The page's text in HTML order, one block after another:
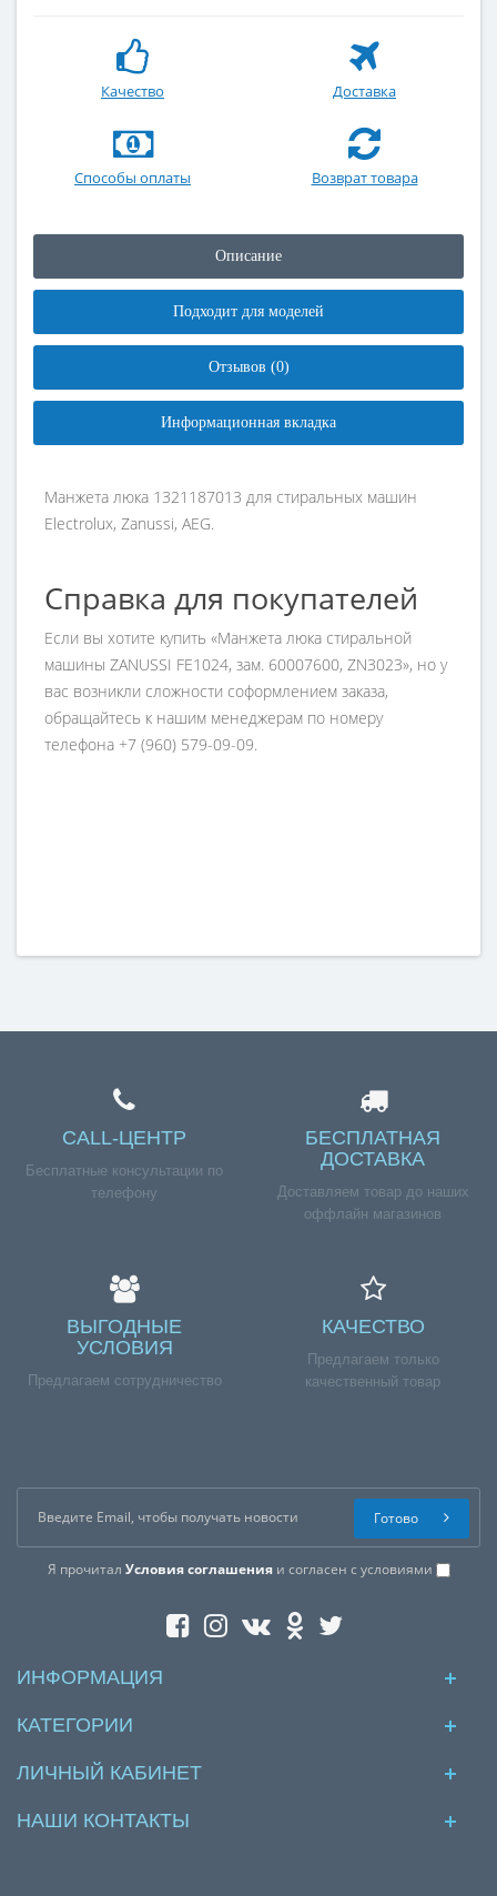
Качество Доставка
Способы оплаты Возврат товара
Описание
Подходит для моделей
Отзывов (0)
Информационная вкладка
Манжета люка 1321187013 для стиральных машин
Electrolux, Zanussi, AEG.
Справка для покупателей
Если вы хотите купить «Манжета люка стиральной
машины ZANUSSI FE1024, зам. 60007600, ZN3023», но у
вас возникли сложности соформлением заказа,
обращайтесь к нашим менеджерам по номеру
телефона +7 (960) 579-09-09.
CALL-ЦЕНТР
Бесплатные консультации по
телефону
БЕСПЛАТНАЯ
ДОСТАВКА
Доставляем товар до наших
оффлайн магазинов
ВЫГОДНЫЕ
УСЛОВИЯ
Предлагаем сотрудничество
КАЧЕСТВО
Предлагаем только
качественный товар
Я прочитал Условия соглашенияи согласен с условиями
Готово
ИНФОРМАЦИЯ
КАТЕГОРИИ
ЛИЧНЫЙ КАБИНЕТ
НАШИ КОНТАКТЫ